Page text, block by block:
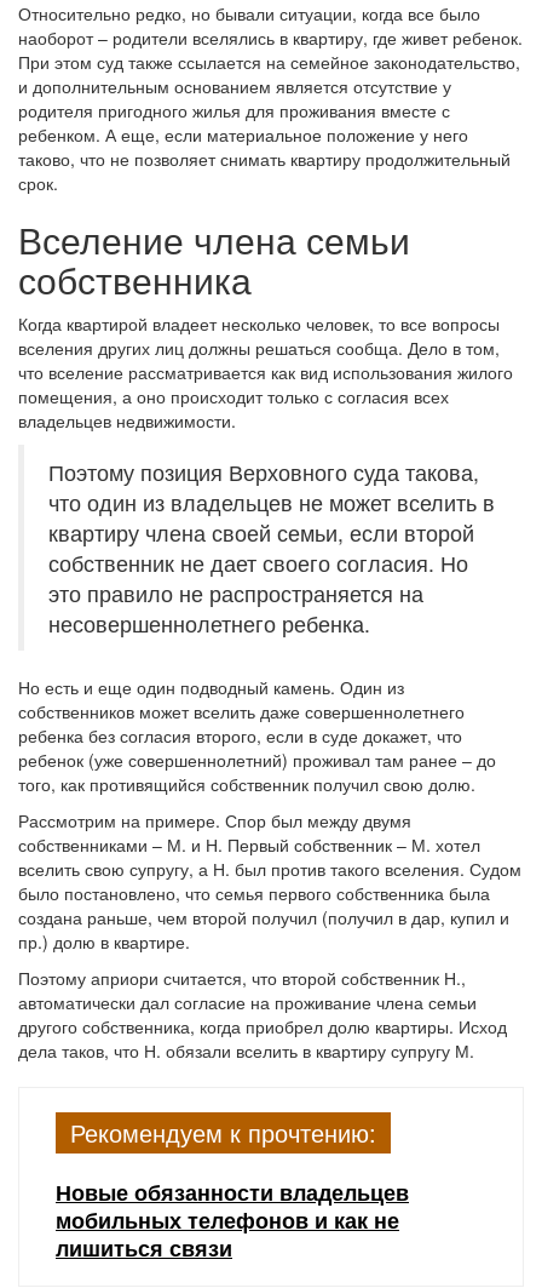
Относительно редко, но бывали ситуации, когда все было
наоборот – родители вселялись в квартиру, где живет ребенок.
При этом суд также ссылается на семейное законодательство,
и дополнительным основанием является отсутствие у
родителя пригодного жилья для проживания вместе с
ребенком. А еще, если материальное положение у него
таково, что не позволяет снимать квартиру продолжительный
срок.
Вселение члена семьи
собственника
Когда квартирой владеет несколько человек, то все вопросы
вселения других лиц должны решаться сообща. Дело в том,
что вселение рассматривается как вид использования жилого
помещения, а оно происходит только с согласия всех
владельцев недвижимости.
Поэтому позиция Верховного суда такова,
что один из владельцев не может вселить в
квартиру члена своей семьи, если второй
собственник не дает своего согласия. Но
это правило не распространяется на
несовершеннолетнего ребенка.
Но есть и еще один подводный камень. Один из
собственников может вселить даже совершеннолетнего
ребенка без согласия второго, если в суде докажет, что
ребенок (уже совершеннолетний) проживал там ранее – до
того, как противящийся собственник получил свою долю.
Рассмотрим на примере. Спор был между двумя
собственниками – М. и Н. Первый собственник – М. хотел
вселить свою супругу, а Н. был против такого вселения. Судом
было постановлено, что семья первого собственника была
создана раньше, чем второй получил (получил в дар, купил и
пр.) долю в квартире.
Поэтому априори считается, что второй собственник Н.,
автоматически дал согласие на проживание члена семьи
другого собственника, когда приобрел долю квартиры. Исход
дела таков, что Н. обязали вселить в квартиру супругу М.
Рекомендуем к прочтению:
Новые обязанности владельцев
мобильных телефонов и как не
лишиться связи